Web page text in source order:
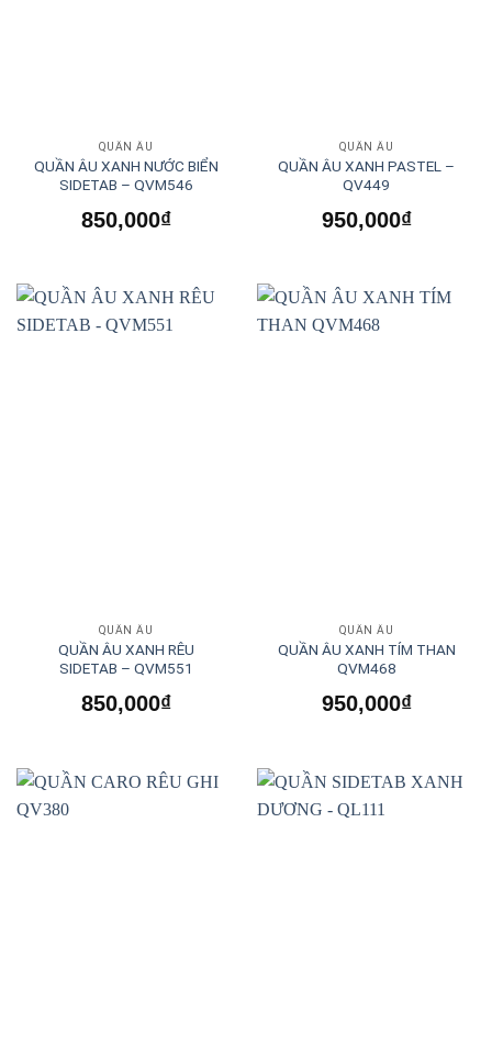
QUẦN ÂU
QUẦN ÂU XANH NƯỚC BIỂN
SIDETAB – QVM546
850,000₫
QUẦN ÂU
QUẦN ÂU XANH PASTEL –
QV449
950,000₫
QUẦN ÂU
QUẦN ÂU XANH RÊU
SIDETAB – QVM551
850,000₫
QUẦN ÂU
QUẦN ÂU XANH TÍM THAN
QVM468
950,000₫